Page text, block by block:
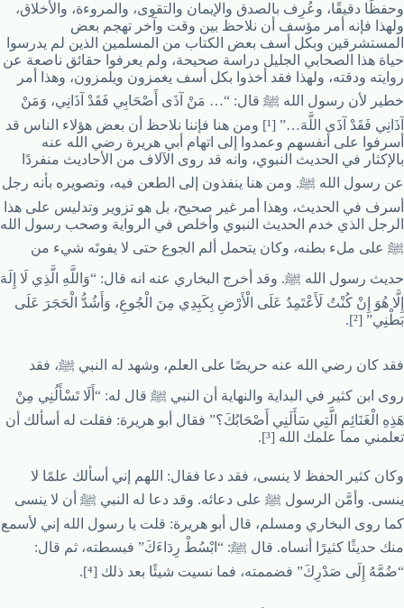
وحفظًا دقيقًا، وعُرِف بالصدق والإيمان والتقوى، والمروءة، والأخلاق،
ولهذا فإنه أمر مؤسف أن نلاحظ بين وقت وآخر تهجم بعض
المستشرقين وبكل أسف بعض الكتاب من المسلمين الذين لم يدرسوا
حياة هذا الصحابي الجليل دراسة صحيحة، ولم يعرفوا حقائق ناصعة عن
روايته ودقته، ولهذا فقد أخذوا بكل أسف يغمزون ويلمزون، وهذا أمر
خطير لأن رسول الله ﷺ قال: “… مَنْ آذَى أَصْحَابِي فَقَدْ آذَانِي، وَمَنْ
آذَانِي فَقَدْ آذَى اللَّهَ…” [¹] ومن هنا فإننا نلاحظ أن بعض هؤلاء الناس قد
أسرفوا على أنفسهم وعمدوا إلى اتهام أبي هريرة رضي الله عنه
بالإكثار في الحديث النبوي، وانه قد روى الآلاف من الأحاديث منفردًا
عن رسول الله ﷺ. ومن هنا ينفذون إلى الطعن فيه، وتصويره بأنه رجل
أسرف في الحديث، وهذا أمر غير صحيح، بل هو تزوير وتدليس على هذا
الرجل الذي خدم الحديث النبوي وأخلص في الرواية وصحب رسول الله
ﷺ على ملء بطنه، وكان يتحمل ألم الجوع حتى لا يفوتَه شيء من
حديث رسول الله ﷺ. وقد أخرج البخاري عنه انه قال: “وَاللَّهِ الَّذِي لَا إِلَهَ
إِلَّا هُوَ إِنْ كُنْتُ لَأَعْتَمِدُ عَلَى الْأَرْضِ بِكَبِدِي مِنَ الْجُوعِ، وَأَشُدُّ الْحَجَرَ عَلَى
بَطْنِي” [²].
فقد كان رضي الله عنه حريصًا على العلم، وشهد له النبي ﷺ، فقد
روى ابن كثير في البداية والنهاية أن النبي ﷺ قال له: “أَلَا تَسْأَلُنِي مِنْ
هَذِهِ الْغَنَائِمِ الَّتِي سَأَلَنِي أَصْحَابُكَ؟” فقال أبو هريرة: فقلت له أسألك أن
تعلمني مما علمك الله [³].
وكان كثير الحفظ لا ينسى، فقد دعا فقال: اللهم إني أسألك علمًا لا
ينسى. وأمَّن الرسول ﷺ على دعائه. وقد دعا له النبي ﷺ أن لا ينسى
كما روى البخاري ومسلم، قال أبو هريرة: قلت يا رسول الله إني لأسمع
منك حديثًا كثيرًا أنساه. قال ﷺ: “ابْسُطْ رِدَاءَكَ” فبسطته، ثم قال:
“ضُمَّهُ إِلَى صَدْرِكَ” فضممته، فما نسيت شيئًا بعد ذلك [⁴].